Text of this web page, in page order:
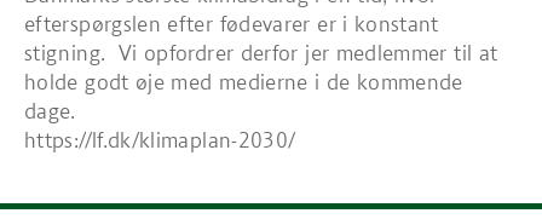
efterspørgslen efter fødevarer er i konstant
stigning. Vi opfordrer derfor jer medlemmer til at
holde godt øje med medierne i de kommende
dage.
https://lf.dk/klimaplan-2030/